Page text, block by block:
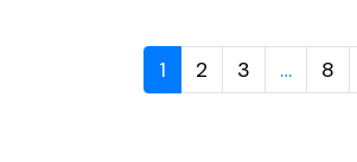
1 2 3 … 8